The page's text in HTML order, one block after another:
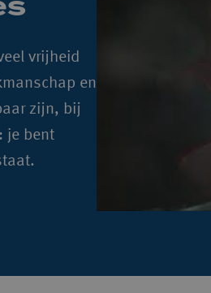
vrijheid
en
zijn, bij
je bent